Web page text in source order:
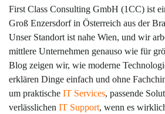
First Class Consulting GmbH (1CC) ist
Groß Enzersdorf in Österreich aus der
Unser Standort ist nahe Wien, und wir
mittlere Unternehmen genauso wie für
Blog zeigen wir, wie moderne
erklären Dinge einfach und ohne
um praktische IT Services, passende
verlässlichen IT Support, wenn es